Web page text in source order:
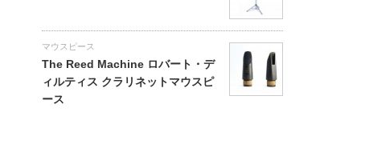
マウスピース
The Reed Machine ロバート・デ
ィルティス クラリネットマウスピ
ース